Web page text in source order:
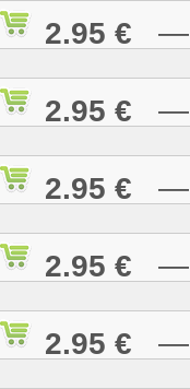
2.95 € —
2.95 € —
2.95 € —
2.95 € —
2.95 € —